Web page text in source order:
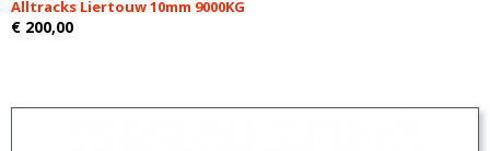
Alltracks Liertouw 10mm 9000KG
€ 200,00